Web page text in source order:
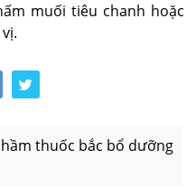
muối tiêu chanh hoặc
hầm thuốc bắc bổ dưỡng